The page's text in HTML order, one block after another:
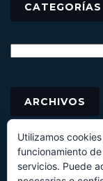
CATEGORÍAS
ARCHIVOS
Utilizamos
funcionamiento
servicios. Puede